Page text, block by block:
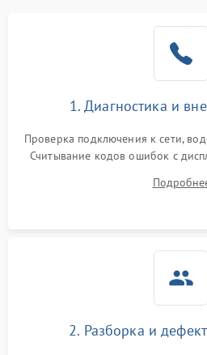
1. Диагностика и
Проверка подключения к сети,
Считывание кодов ошибок с
выявления посторонних шумов,
электронного модуля
2. Разборка и